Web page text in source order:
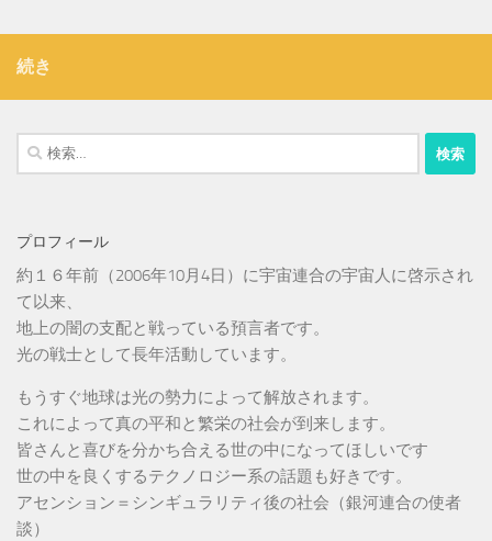
続き
検
索:
プロフィール
約１６年前（2006年10月4日）に宇宙連合の宇宙人に啓示され
て以来、
地上の闇の支配と戦っている預言者です。
光の戦士として長年活動しています。
もうすぐ地球は光の勢力によって解放されます。
これによって真の平和と繁栄の社会が到来します。
皆さんと喜びを分かち合える世の中になってほしいです
世の中を良くするテクノロジー系の話題も好きです。
アセンション＝シンギュラリティ後の社会（銀河連合の使者
談）